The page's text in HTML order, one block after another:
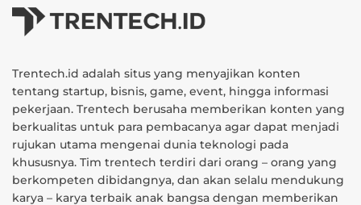
Trentech.id adalah situs yang menyajikan konten
tentang startup, bisnis, game, event, hingga informasi
pekerjaan. Trentech berusaha memberikan konten yang
berkualitas untuk para pembacanya agar dapat menjadi
rujukan utama mengenai dunia teknologi pada
khususnya. Tim trentech terdiri dari orang – orang yang
berkompeten dibidangnya, dan akan selalu mendukung
karya – karya terbaik anak bangsa dengan memberikan